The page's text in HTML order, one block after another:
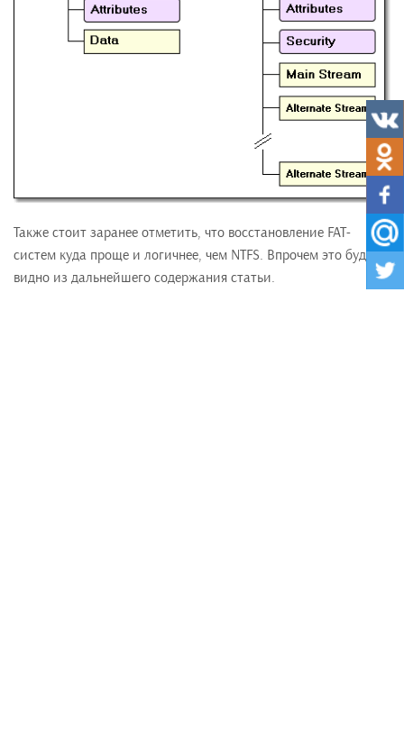
Также стоит заранее отметить, что восстановление FAT-
систем куда проще и логичнее, чем NTFS. Впрочем это будет
видно из дальнейшего содержания статьи.